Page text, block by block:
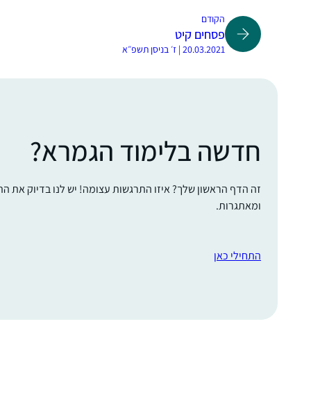
הקודם
פסחים קיט
20.03.2021 | ז׳ בניסן תשפ״א
חדשה בלימוד הגמרא?
זה הדף הראשון שלך? איזו התרגשות עצומה! יש לנו בדיוק את
ומאתגרות.
התחילי כאן